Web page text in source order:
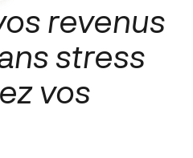
revenus
stress
vos